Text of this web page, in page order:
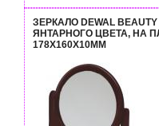
ЗЕРКАЛО DEWAL
ЯНТАРНОГО ЦВЕТА, НА
178X160Х10ММ